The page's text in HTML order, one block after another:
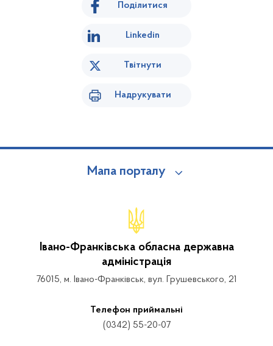
Поділитися
Linkedin
Твітнути
Надрукувати
Мапа порталу
Івано-Франківська обласна державна
адміністрація
76015, м. Івано-Франківськ, вул. Грушевського, 21
Телефон приймальні
(0342) 55-20-07